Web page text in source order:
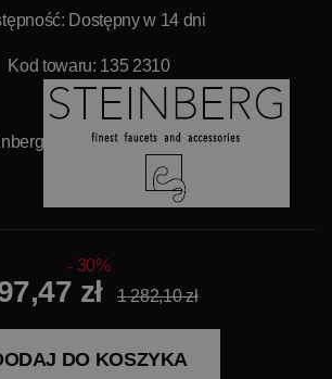
Dostępny w 14 dni
Kod towaru: 135 2310
30%
zł 1 282,10 zł
DO KOSZYKA